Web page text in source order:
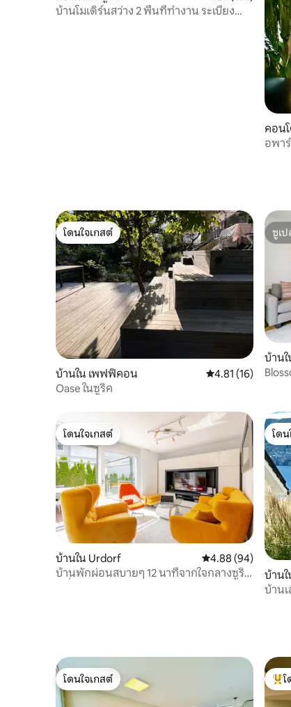
บ้านโมเดิร์นสว่าง 2 พื้นที่ทำงาน ระเบียง
คอน
อพา
โดนใจเกสต์
โดนใจเกสต์
บ้านใน เพฟฟิคอน คะแนนเฉลี่ย 4.81
4.81 (16)
Oase ในซูริค
ซูเ
ซูเ
บ้าน
โดนใจเกสต์
โดนใจเกสต์
บ้านใน Urdorf คะแนนเฉลี่ย 4.88
4.88 (94)
บ้านพักผ่อนสบายๆ 12 นาทีจากใจกลางซูริค
โด
โดน
บ้าน
บ้านเ
โดนใจเกสต์
โดนใจเกสต์
โด
โ